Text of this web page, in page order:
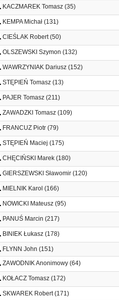
KACZMAREK Tomasz (35)
KEMPA Michał (131)
CIEŚLAK Robert (50)
OLSZEWSKI Szymon (132)
WAWRZYNIAK Dariusz (152)
STĘPIEŃ Tomasz (13)
PAJER Tomasz (211)
ZAWADZKI Tomasz (109)
FRANCUZ Piotr (79)
STĘPIEŃ Maciej (175)
CHĘCIŃSKI Marek (180)
GIERSZEWSKI Sławomir (120)
MIELNIK Karol (166)
NOWICKI Mateusz (95)
PANUŚ Marcin (217)
BINIEK Łukasz (178)
FLYNN John (151)
ZAWODNIK Anonimowy (64)
KOŁACZ Tomasz (172)
SKWAREK Robert (171)